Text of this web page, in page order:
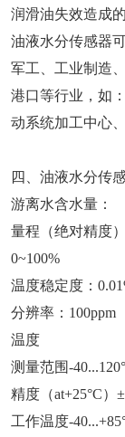
润滑油失效造成
油液水分传感器
军工、工业制造
港口等行业，如
动系统加工中心
四、油液水分传
游离水含水量：
量程（绝对精度
0~100%
温度稳定度：
分辨率：100ppm
温度
测量范围
精度（at+25°C）
工作温度